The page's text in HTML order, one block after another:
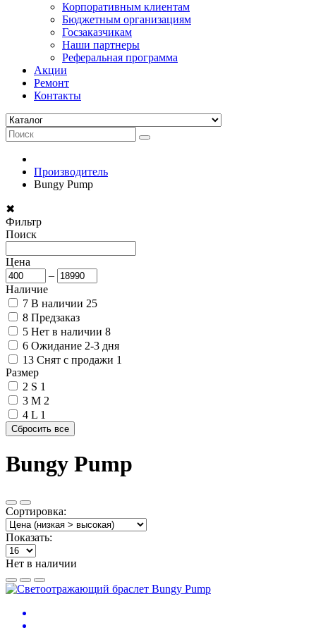
Корпоративным клиентам
Бюджетным организациям
Госзаказчикам
Наши партнеры
Реферальная программа
Акции
Ремонт
Контакты
Производитель
Bungy Pump
✖
Фильтр
Поиск
Цена
–
Наличие
7 В наличии 25
8 Предзаказ
5 Нет в наличии 8
6 Ожидание 2-3 дня
13 Снят с продажи 1
Размер
2 S 1
3 M 2
4 L 1
Bungy Pump
Сортировка:
Показать:
Нет в наличии